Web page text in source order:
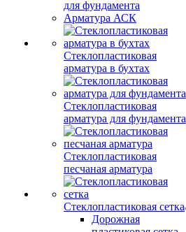
для фундамента
Арматура АСК
Стеклопластиковая
арматура в бухтах
Стеклопластиковая
арматура для фундамента
Стеклопластиковая
песчаная арматура
Стеклопластиковая сетка
Дорожная